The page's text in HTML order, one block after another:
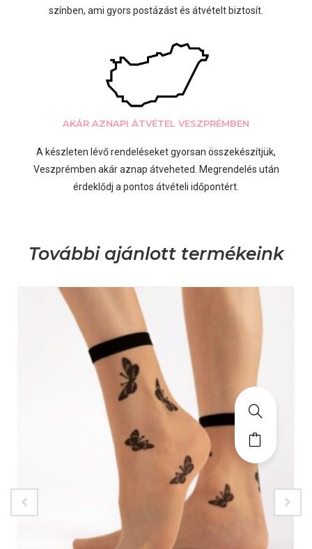
színben, ami gyors postázást és átvételt biztosít.
AKÁR AZNAPI ÁTVÉTEL VESZPRÉMBEN
A készleten lévő rendeléseket gyorsan összekészítjük,
Veszprémben akár aznap átveheted. Megrendelés után
érdeklődj a pontos átvételi időpontért.
További ajánlott termékeink